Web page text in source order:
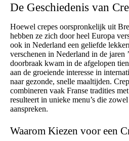
De Geschiedenis van
Hoewel crepes oorspronkelijk uit
hebben ze zich door heel Europa
ook in Nederland een geliefde
verschenen in Nederland in de jaren
doorbraak kwam in de afgelopen
aan de groeiende interesse in
naar gezonde, snelle maaltijden.
combineren vaak Franse tradities
resulteert in unieke menu’s die
aanspreken.
Waarom Kiezen voor een